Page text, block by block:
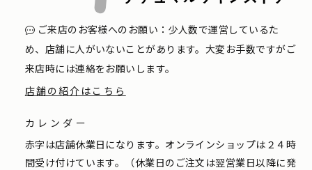
ご来店のお客様へのお願い：少人数で運営しているた
め、店舗に人がいないことがあります。大変お手数ですがご
来店時には連絡をお願いします。
店舗の紹介はこちら
カレンダー
赤字は店舗休業日になります。オンラインショップは２４時
間受け付けています。（休業日のご注文は翌営業日以降に発